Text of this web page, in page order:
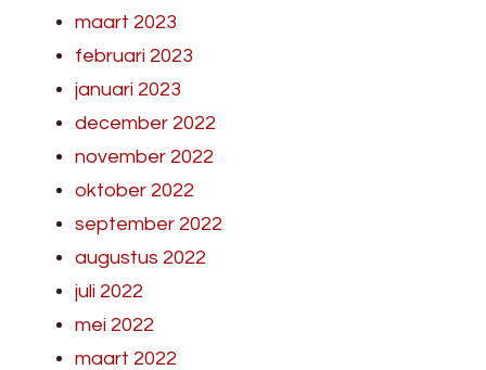
maart 2023
februari 2023
januari 2023
december 2022
november 2022
oktober 2022
september 2022
augustus 2022
juli 2022
mei 2022
maart 2022